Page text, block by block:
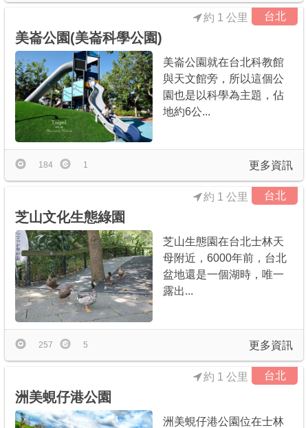
台北
美崙公園(美崙科學公園)
約 1 公里
美崙公園就在台北科教館
與天文館旁，所以這個公
園也是以科學為主題，佔
地約6公...
更多資訊
184 1
台北
芝山文化生態綠園
約 1 公里
芝山生態園在台北士林天
母附近，6000年前，台北
盆地還是一個湖時，唯一
露出...
更多資訊
257 5
台北
洲美蜆仔港公園
約 1 公里
洲美蜆仔港公園位在士林